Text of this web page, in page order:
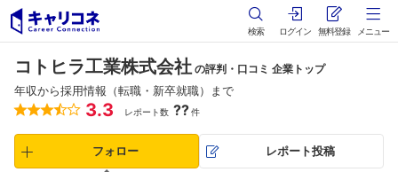
検索 ログイン 無料登録 メニュー
コトヒラ工業株式会社 の評判・口コミ 企業トップ
年収から採用情報（転職・新卒就職）まで
3.3 レポート数 ??件
フォロー レポート投稿